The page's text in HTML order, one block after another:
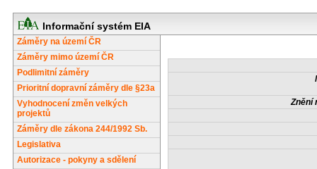
Informační systém EIA
Záměry na území ČR
Záměry mimo území ČR
Podlimitní záměry
Prioritní dopravní záměry dle §23a
Vyhodnocení změn velkých
projektů
Záměry dle zákona 244/1992 Sb.
Legislativa
Autorizace - pokyny a sdělení
Znění